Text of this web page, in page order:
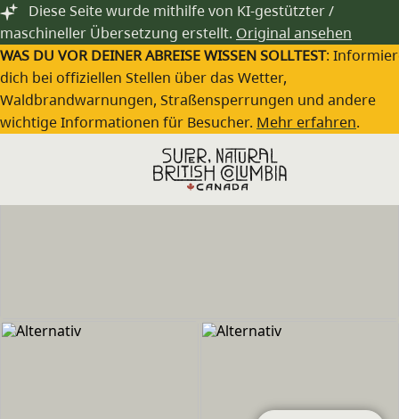
Zum Hauptinhalt springen
Diese Seite wurde mithilfe von KI-gestützter /
maschineller Übersetzung erstellt. Original ansehen
WAS DU VOR DEINER ABREISE WISSEN SOLLTEST:
dich bei offiziellen Stellen über das Wetter,
Waldbrandwarnungen, Straßensperrungen und andere
wichtige Informationen für Besucher. Mehr erfahren.